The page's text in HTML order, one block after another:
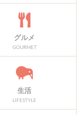
グルメ
GOURMET
生活
LIFESTYLE